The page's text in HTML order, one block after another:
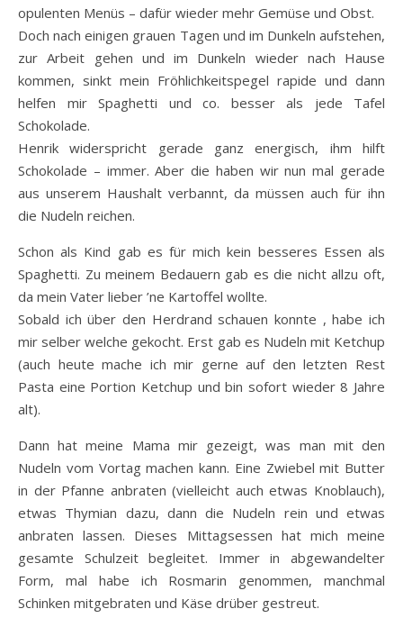
opulenten Menüs – dafür wieder mehr Gemüse und Obst.
Doch nach einigen grauen Tagen und im Dunkeln aufstehen,
zur Arbeit gehen und im Dunkeln wieder nach Hause
kommen, sinkt mein Fröhlichkeitspegel rapide und dann
helfen mir Spaghetti und co. besser als jede Tafel
Schokolade.
Henrik widerspricht gerade ganz energisch, ihm hilft
Schokolade – immer. Aber die haben wir nun mal gerade
aus unserem Haushalt verbannt, da müssen auch für ihn
die Nudeln reichen.
Schon als Kind gab es für mich kein besseres Essen als
Spaghetti. Zu meinem Bedauern gab es die nicht allzu oft,
da mein Vater lieber ’ne Kartoffel wollte.
Sobald ich über den Herdrand schauen konnte , habe ich
mir selber welche gekocht. Erst gab es Nudeln mit Ketchup
(auch heute mache ich mir gerne auf den letzten Rest
Pasta eine Portion Ketchup und bin sofort wieder 8 Jahre
alt).
Dann hat meine Mama mir gezeigt, was man mit den
Nudeln vom Vortag machen kann. Eine Zwiebel mit Butter
in der Pfanne anbraten (vielleicht auch etwas Knoblauch),
etwas Thymian dazu, dann die Nudeln rein und etwas
anbraten lassen. Dieses Mittagsessen hat mich meine
gesamte Schulzeit begleitet. Immer in abgewandelter
Form, mal habe ich Rosmarin genommen, manchmal
Schinken mitgebraten und Käse drüber gestreut.